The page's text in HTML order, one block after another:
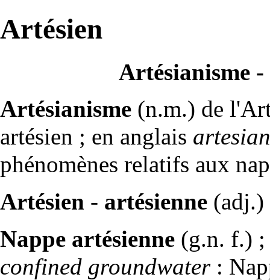
Artésien
Artésianisme -
Artésianisme (n.m.) de
artésien ; en anglais
phénomènes relatifs aux
Artésien - artésienne (adj.)
Nappe artésienne (g.n. f.)
confined groundwater: